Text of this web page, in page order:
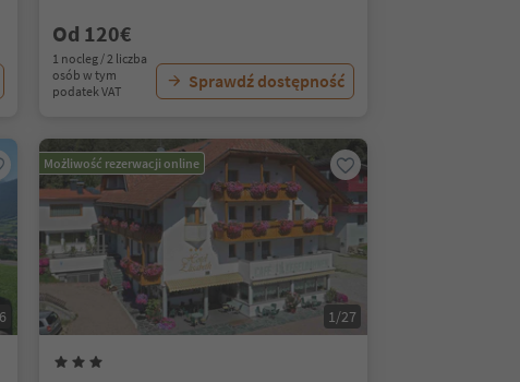
Od 120€
1 nocleg / 2 liczba
osób w tym
podatek VAT
Sprawdź dostępność
Możliwość rezerwacji online
1/27